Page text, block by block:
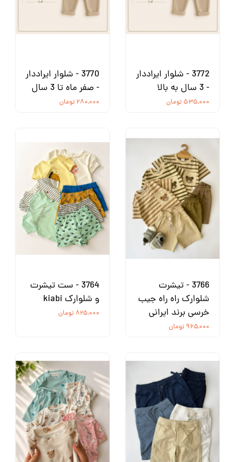
3772 - شلوار ایراددار
- 3 سال به بالا
۵۳۵,۰۰۰ تومان
3770 - شلوار ایراددار
- صفر ماه تا 3 سال
۲۸۰,۰۰۰ تومان
3766 - تیشرت
شلوارک راه راه جیب
خرسی برند ایرانی
۹۶۵,۰۰۰ تومان
3764 - ست تیشرت
و شلوارک kiabi
۸۲۵,۰۰۰ تومان